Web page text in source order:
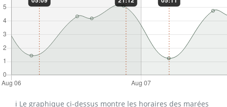
ℹ️ Le graphique ci-dessus montre les horaires des marées